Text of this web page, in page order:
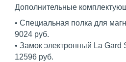
Дополнительные
• Специальная полка для
9024 руб.
• Замок электронный La Gard
12596 руб.